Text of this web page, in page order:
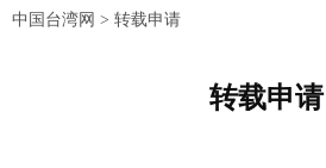
中国台湾网 > 转载申请
转载申请